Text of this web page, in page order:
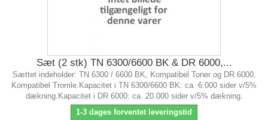
Sæt (2 stk) TN 6300/6600 BK & DR 6000,...
Sættet indeholder: TN 6300 / 6600 BK, Kompatibel Toner og DR 6000,
Kompatibel Tromle.Kapacitet i TN 6300/6600 BK: ca. 6.000 sider v/5%
dækning.Kapacitet i DR 6000: ca. 20.000 sider v/5% dækning.
1-3 dages forventet leveringstid